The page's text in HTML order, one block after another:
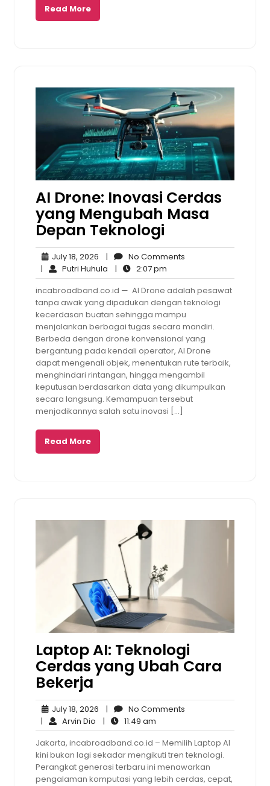
Read More
AI Drone: Inovasi Cerdas
yang Mengubah Masa
Depan Teknologi
July 18, 2026 July
18,
2026
| No Comments
| Putri Huhula Putri
Huhula
| 2:07 pm
pm
incabroadband.co.id — AI Drone adalah pesawat
tanpa awak yang dipadukan dengan teknologi
kecerdasan buatan sehingga mampu
menjalankan berbagai tugas secara mandiri.
Berbeda dengan drone konvensional yang
bergantung pada kendali operator, AI Drone
dapat mengenali objek, menentukan rute terbaik,
menghindari rintangan, hingga mengambil
keputusan berdasarkan data yang dikumpulkan
secara langsung. Kemampuan tersebut
menjadikannya salah satu inovasi […]
Read More
Laptop AI: Teknologi
Cerdas yang Ubah Cara
Bekerja
July 18, 2026 July
18,
2026
| No Comments
| Arvin Dio Arvin
Dio
| 11:49 am
am
Jakarta, incabroadband.co.id – Memilih Laptop AI
kini bukan lagi sekadar mengikuti tren teknologi.
Perangkat generasi terbaru ini menawarkan
pengalaman komputasi yang lebih cerdas, cepat,